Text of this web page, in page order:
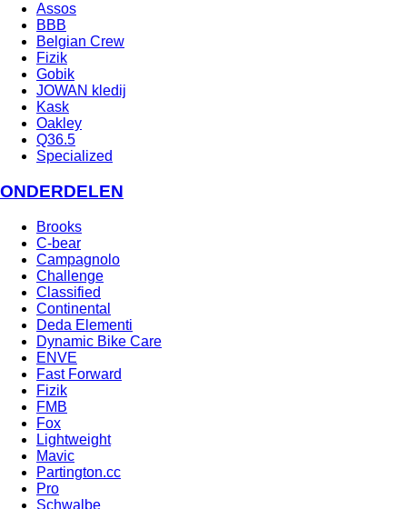
Assos
BBB
Belgian Crew
Fizik
Gobik
JOWAN kledij
Kask
Oakley
Q36.5
Specialized
ONDERDELEN
Brooks
C-bear
Campagnolo
Challenge
Classified
Continental
Deda Elementi
Dynamic Bike Care
ENVE
Fast Forward
Fizik
FMB
Fox
Lightweight
Mavic
Partington.cc
Pro
Schwalbe